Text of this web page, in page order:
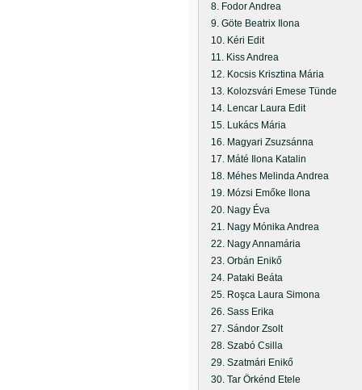
8. Fodor Andrea
9. Göte Beatrix Ilona
10. Kéri Edit
11. Kiss Andrea
12. Kocsis Krisztina Mária
13. Kolozsvári Emese Tünde
14. Lencar Laura Edit
15. Lukács Mária
16. Magyari Zsuzsánna
17. Máté Ilona Katalin
18. Méhes Melinda Andrea
19. Mózsi Emőke Ilona
20. Nagy Éva
21. Nagy Mónika Andrea
22. Nagy Annamária
23. Orbán Enikő
24. Pataki Beáta
25. Roşca Laura Simona
26. Sass Erika
27. Sándor Zsolt
28. Szabó Csilla
29. Szatmári Enikő
30. Tar Örkénd Etele